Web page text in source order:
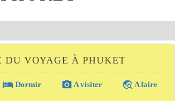
DU VOYAGE À PHUKET
local_hotel Dormir photo_camera A visiter travel_explore A faire